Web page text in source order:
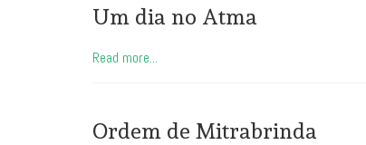
Um dia no Atma
Read more...
Ordem de Mitrabrinda